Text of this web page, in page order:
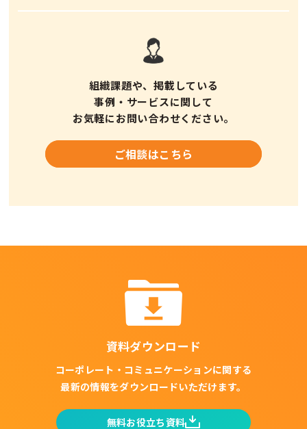
組織課題や、掲載している
事例・サービスに関して
お気軽にお問い合わせください。
ご相談はこちら
資料ダウンロード
コーポレート・コミュニケーションに関する
最新の情報をダウンロードいただけます。
無料お役立ち資料